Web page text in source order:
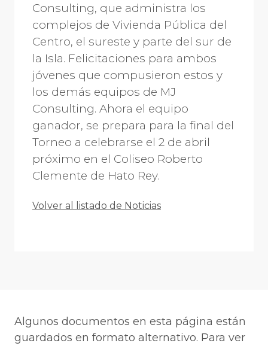
Consulting, que administra los
complejos de Vivienda Pública del
Centro, el sureste y parte del sur de
la Isla. Felicitaciones para ambos
jóvenes que compusieron estos y
los demás equipos de MJ
Consulting. Ahora el equipo
ganador, se prepara para la final del
Torneo a celebrarse el 2 de abril
próximo en el Coliseo Roberto
Clemente de Hato Rey.
Volver al listado de Noticias
Algunos documentos en esta página están
guardados en formato alternativo. Para ver